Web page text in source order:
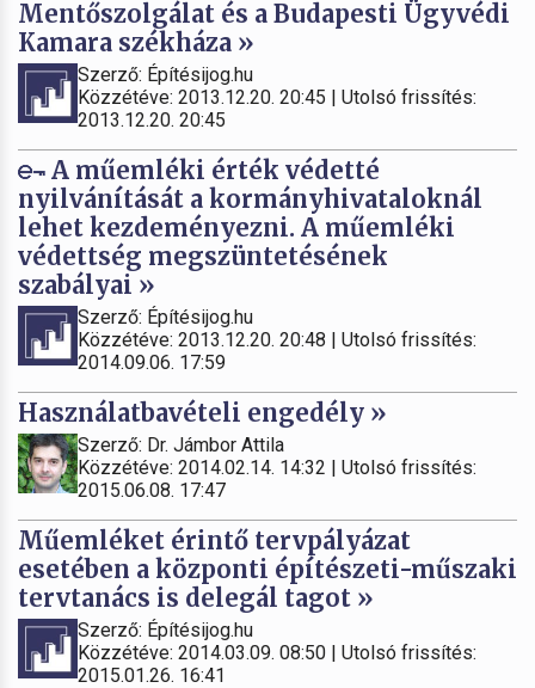
Mentőszolgálat és a Budapesti Ügyvédi
Kamara székháza »
Szerző: Építésijog.hu
Közzétéve: 2013.12.20. 20:45 | Utolsó frissítés:
2013.12.20. 20:45
A műemléki érték védetté
nyilvánítását a kormányhivataloknál
lehet kezdeményezni. A műemléki
védettség megszüntetésének
szabályai »
Szerző: Építésijog.hu
Közzétéve: 2013.12.20. 20:48 | Utolsó frissítés:
2014.09.06. 17:59
Használatbavételi engedély »
Szerző: Dr. Jámbor Attila
Közzétéve: 2014.02.14. 14:32 | Utolsó frissítés:
2015.06.08. 17:47
Műemléket érintő tervpályázat
esetében a központi építészeti-műszaki
tervtanács is delegál tagot »
Szerző: Építésijog.hu
Közzétéve: 2014.03.09. 08:50 | Utolsó frissítés:
2015.01.26. 16:41